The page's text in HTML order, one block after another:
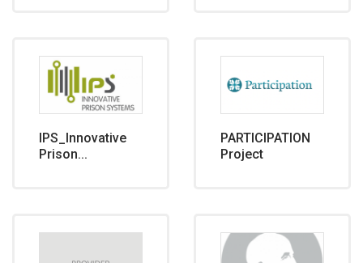
IPS_Innovative
Prison...
PARTICIPATION
Project